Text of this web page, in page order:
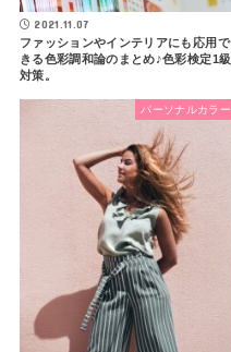
2021.11.07
ファッションやインテリアにも応用で
きる色彩調和論のまとめ♪色彩検定1級
対策。
パーソナルカラー